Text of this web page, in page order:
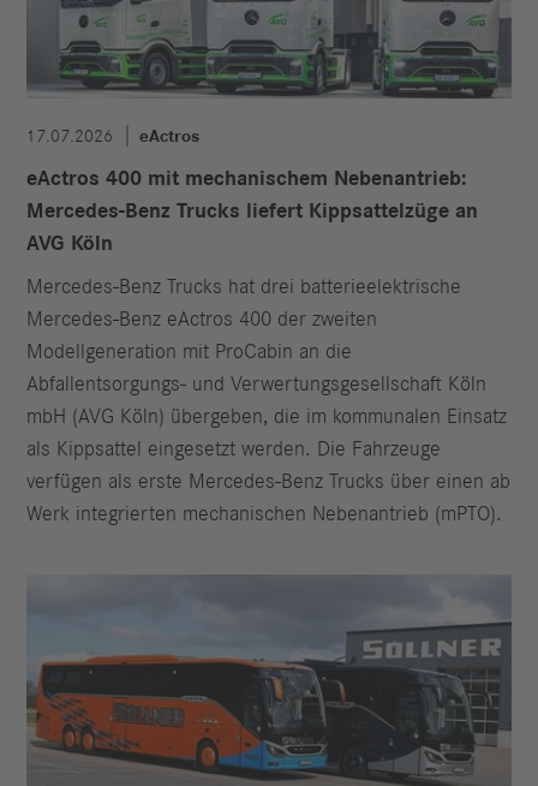
17.07.2026 eActros
eActros 400 mit mechanischem Nebenantrieb:
Mercedes-Benz Trucks liefert Kippsattelzüge an
AVG Köln
Mercedes-Benz Trucks hat drei batterieelektrische
Mercedes-Benz eActros 400 der zweiten
Modellgeneration mit ProCabin an die
Abfallentsorgungs- und Verwertungsgesellschaft Köln
mbH (AVG Köln) übergeben, die im kommunalen Einsatz
als Kippsattel eingesetzt werden. Die Fahrzeuge
verfügen als erste Mercedes-Benz Trucks über einen ab
Werk integrierten mechanischen Nebenantrieb (mPTO).